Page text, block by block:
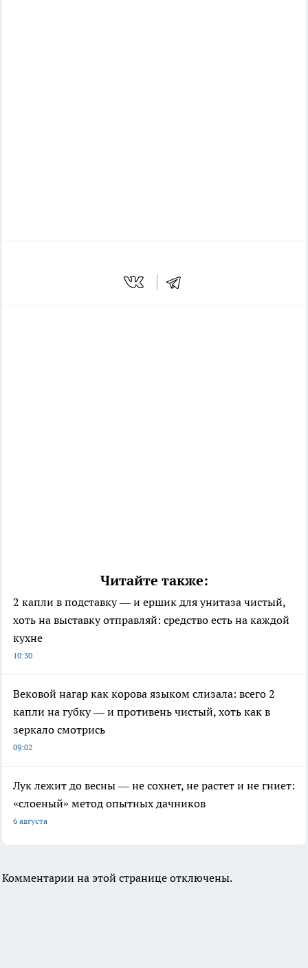
Читайте также:
2 капли в подставку — и ершик для унитаза чистый,
хоть на выставку отправляй: средство есть на каждой
кухне
10:30
Вековой нагар как корова языком слизала: всего 2
капли на губку — и противень чистый, хоть как в
зеркало смотрись
09:02
Лук лежит до весны — не сохнет, не растет и не гниет:
«слоеный» метод опытных дачников
6 августа
Комментарии на этой странице отключены.